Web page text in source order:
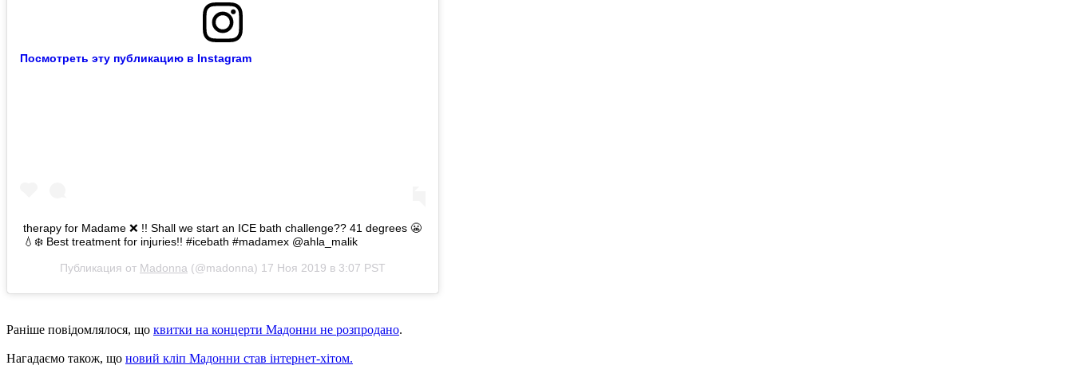
Посмотреть эту публикацию в Instagram
therapy for Madame ❌ !! Shall we start an ICE bath challenge?? 41 degrees 😬
💧❄️ Best treatment for injuries!! #icebath #madamex @ahla_malik
Публикация от Madonna (@madonna) 17 Ноя 2019 в 3:07 PST
Раніше повідомлялося, що квитки на концерти Мадонни не розпродано.
Нагадаємо також, що новий кліп Мадонни став інтернет-хітом.